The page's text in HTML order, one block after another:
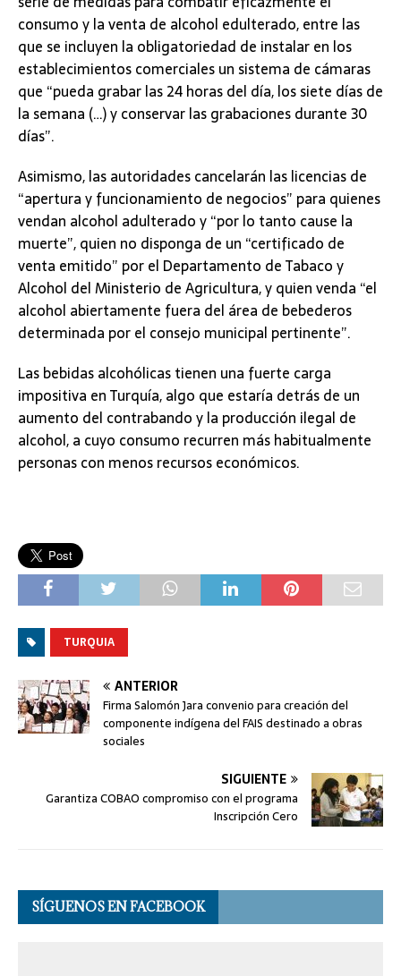
consumo y la venta de alcohol edulterado, entre las
que se incluyen la obligatoriedad de instalar en los
establecimientos comerciales un sistema de cámaras
que “pueda grabar las 24 horas del día, los siete días de
la semana (…) y conservar las grabaciones durante 30
días”.
Asimismo, las autoridades cancelarán las licencias de
“apertura y funcionamiento de negocios” para quienes
vendan alcohol adulterado y “por lo tanto cause la
muerte”, quien no disponga de un “certificado de
venta emitido” por el Departamento de Tabaco y
Alcohol del Ministerio de Agricultura, y quien venda “el
alcohol abiertamente fuera del área de bebederos
determinada por el consejo municipal pertinente”.
Las bebidas alcohólicas tienen una fuerte carga
impositiva en Turquía, algo que estaría detrás de un
aumento del contrabando y la producción ilegal de
alcohol, a cuyo consumo recurren más habitualmente
personas con menos recursos económicos.
TURQUIA
ANTERIOR
Firma Salomón Jara convenio para creación del
componente indígena del FAIS destinado a obras
sociales
SIGUIENTE
Garantiza COBAO compromiso con el programa
Inscripción Cero
SÍGUENOS EN FACEBOOK